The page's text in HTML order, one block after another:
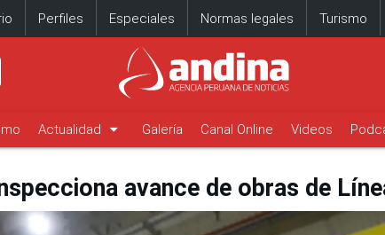
Perfiles Especiales Normas legales Turismo
Actualidad arrow_drop_down Galería Canal Online Videos
avance de obras de